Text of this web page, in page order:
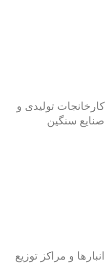
کارخانجات تولیدی و
صنایع سنگین
انبارها و مراکز توزیع